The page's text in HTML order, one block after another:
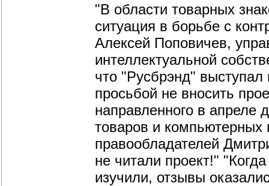
"В области товарных
ситуация в борьбе с
Алексей Поповичев,
интеллектуальной
что "Русбрэнд"
просьбой не вносить
направленного в апреле
товаров и компьютерных
правообладателей
не читали проект!"
изучили, отзывы